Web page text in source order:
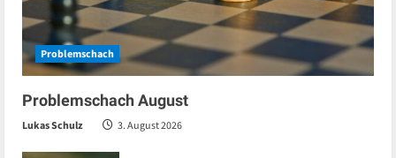
Problemschach
Problemschach August
Lukas Schulz 3. August 2026